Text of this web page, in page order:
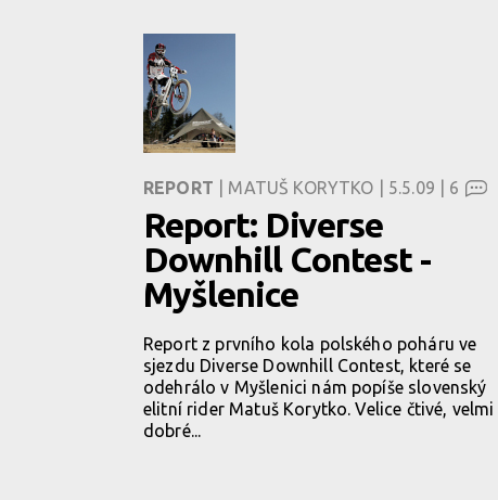
REPORT | MATUŠ KORYTKO | 5.5.09 | 6
Report: Diverse
Downhill Contest -
Myšlenice
Report z prvního kola polského poháru ve
sjezdu Diverse Downhill Contest, které se
odehrálo v Myšlenici nám popíše slovenský
elitní rider Matuš Korytko. Velice čtivé, velmi
dobré...